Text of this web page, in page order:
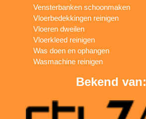
Vensterbanken schoonmaken
Vloerbedekkingen reinigen
Vloeren dweilen
Vloerkleed reinigen
Was doen en ophangen
Wasmachine reinigen
Bekend van: